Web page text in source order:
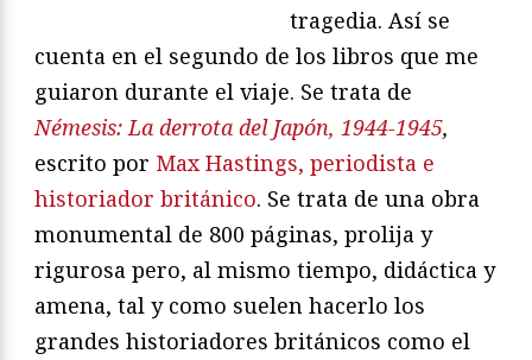
tragedia. Así se
cuenta en el segundo de los libros que me
guiaron durante el viaje. Se trata de
Némesis: La derrota del Japón, 1944-1945,
escrito por Max Hastings, periodista e
historiador británico. Se trata de una obra
monumental de 800 páginas, prolija y
rigurosa pero, al mismo tiempo, didáctica y
amena, tal y como suelen hacerlo los
grandes historiadores británicos como el